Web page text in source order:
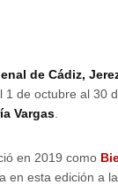
de Cádiz,
1 de octubre al 30
Vargas
en 2019 como
en esta edición a